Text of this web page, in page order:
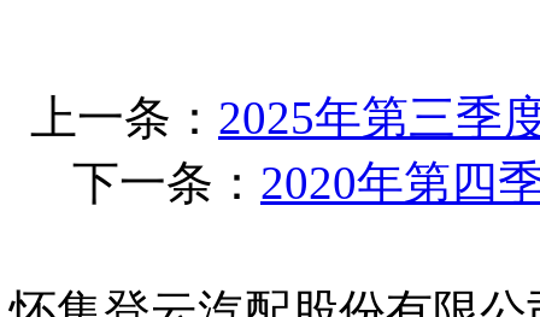
上一条： 2025年第三季
下一条： 2020年第四